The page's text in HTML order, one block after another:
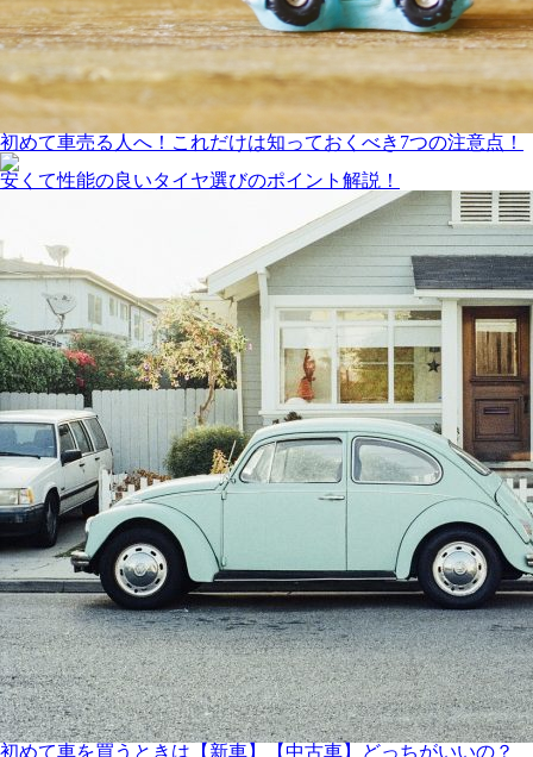
初めて車売る人へ！これだけは知っておくべき7つの注意点！
安くて性能の良いタイヤ選びのポイント解説！
初めて車を買うときは【新車】【中古車】どっちがいいの？